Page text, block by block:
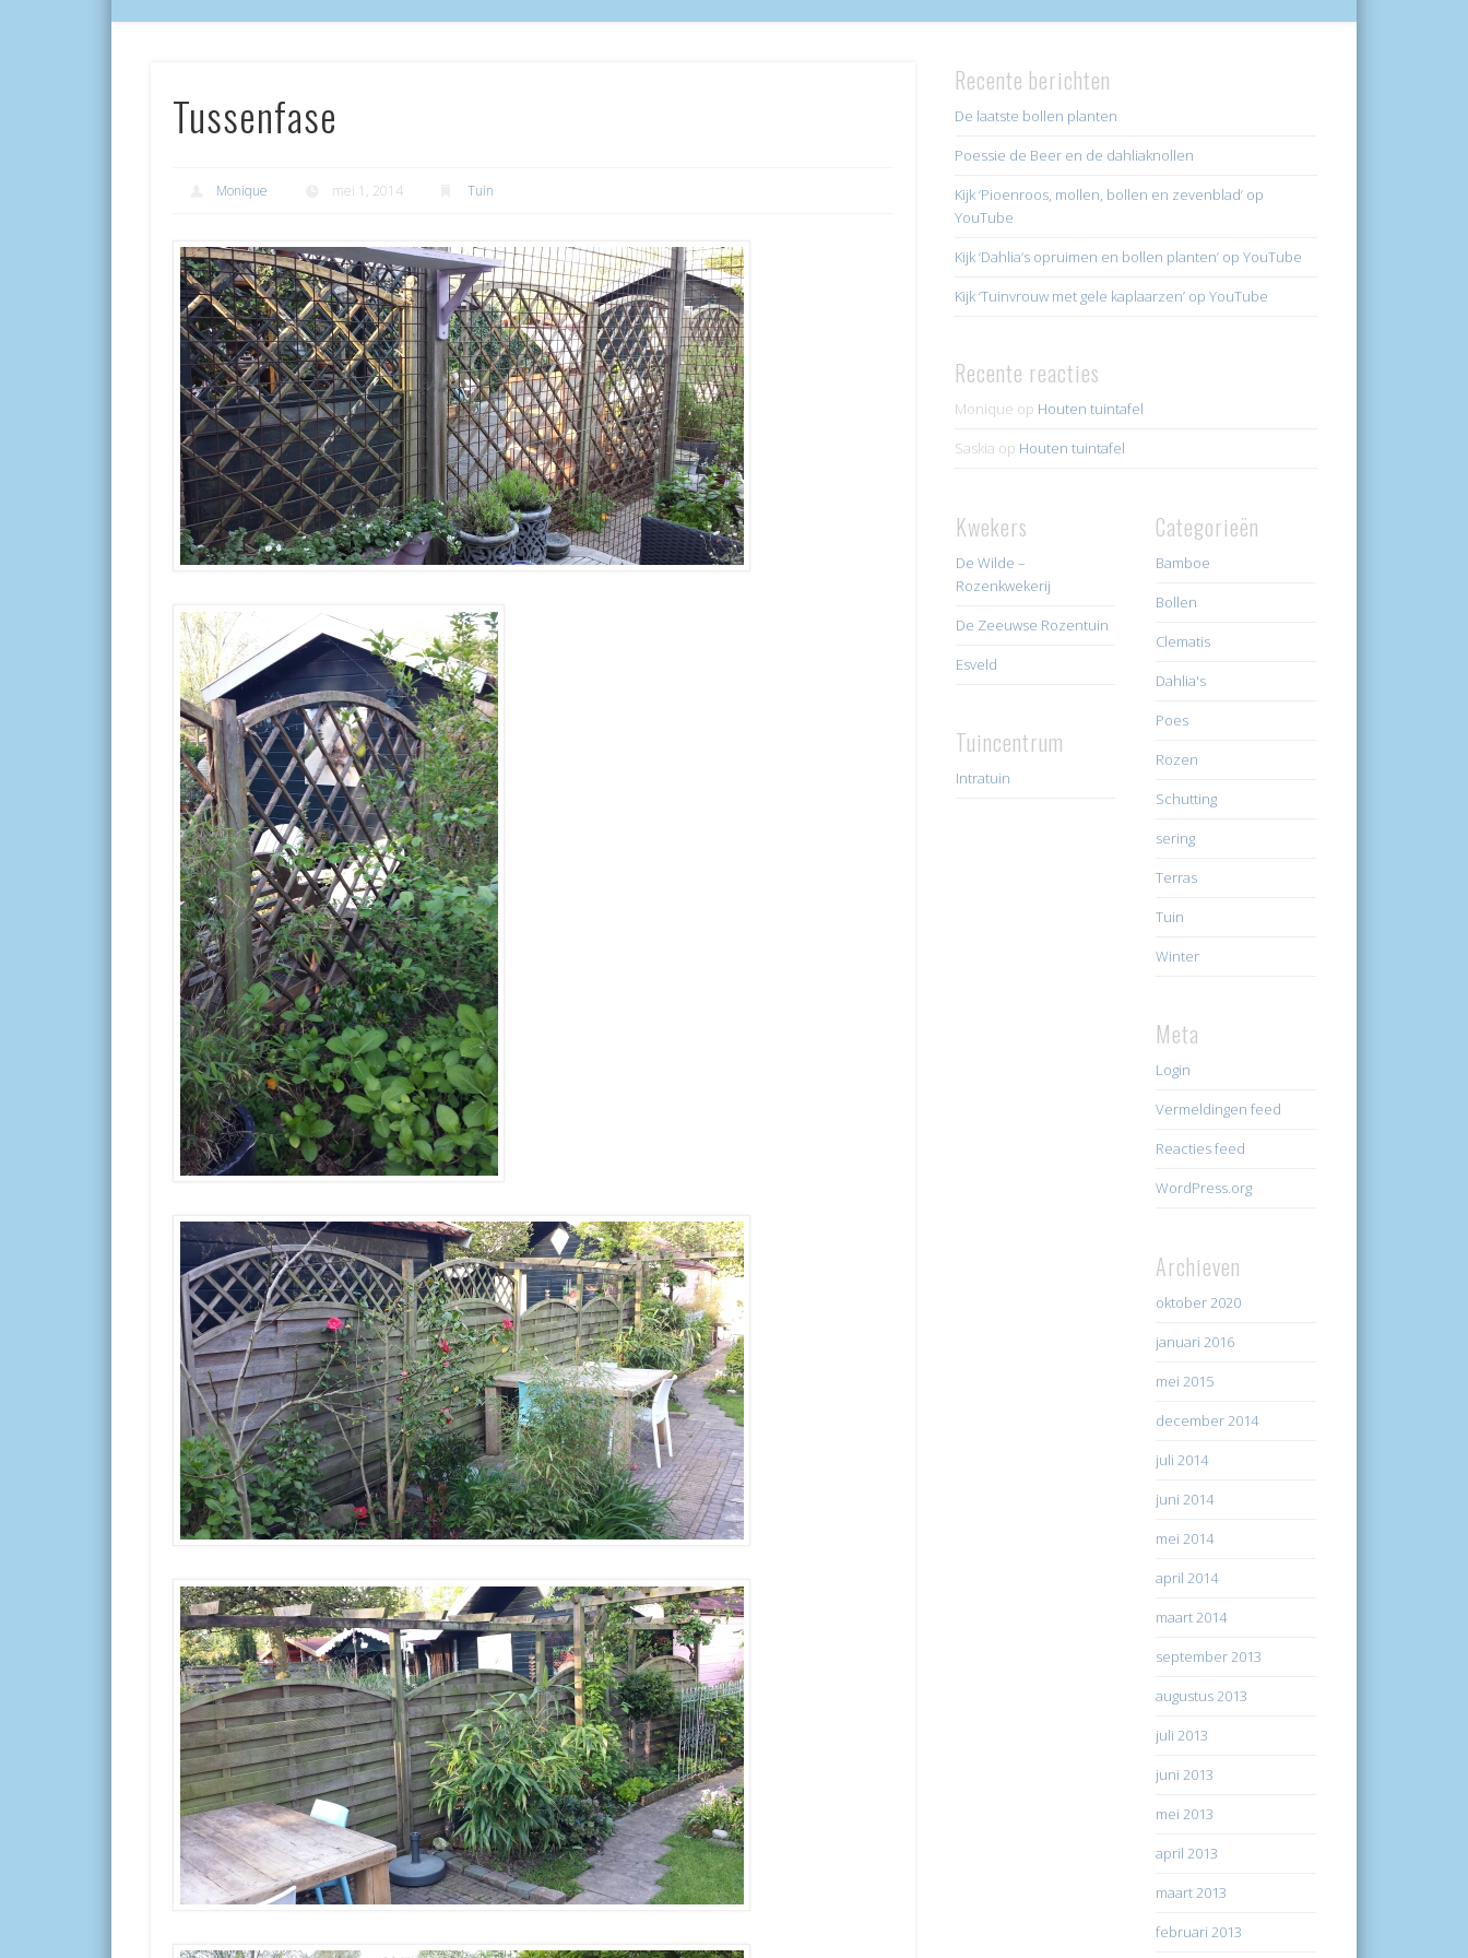
Tussenfase
Monique mei 1, 2014 Tuin
Recente berichten
De laatste bollen planten
Poessie de Beer en de dahliaknollen
Kijk ‘Pioenroos, mollen, bollen en zevenblad’ op
YouTube
Kijk ‘Dahlia’s opruimen en bollen planten’ op YouTube
Kijk ‘Tuinvrouw met gele kaplaarzen’ op YouTube
Recente reacties
Monique op Houten tuintafel
Saskia op Houten tuintafel
Kwekers
De Wilde –
Rozenkwekerij
De Zeeuwse Rozentuin
Esveld
Tuincentrum
Intratuin
Categorieën
Bamboe
Bollen
Clematis
Dahlia's
Poes
Rozen
Schutting
sering
Terras
Tuin
Winter
Meta
Login
Vermeldingen feed
Reacties feed
WordPress.org
Archieven
oktober 2020
januari 2016
mei 2015
december 2014
juli 2014
juni 2014
mei 2014
april 2014
maart 2014
september 2013
augustus 2013
juli 2013
juni 2013
mei 2013
april 2013
maart 2013
februari 2013